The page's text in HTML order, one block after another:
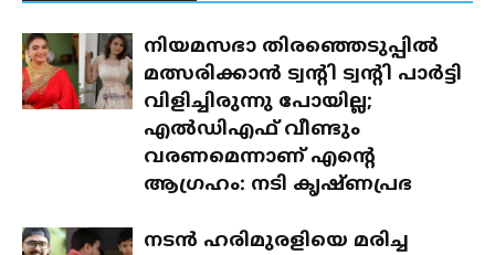
നിയമസഭാ തിരഞ്ഞെടുപ്പിൽ
മത്സരിക്കാൻ ട്വന്റി ട്വന്റി പാർട്ടി
വിളിച്ചിരുന്നു പോയില്ല;
എൽഡിഎഫ് വീണ്ടും
വരണമെന്നാണ് എന്റെ
ആഗ്രഹം: നടി കൃഷ്ണപ്രഭ
നടൻ ഹരിമുരളിയെ മരിച്ച